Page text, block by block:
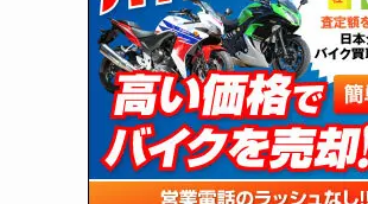
(5)
(12)
(63)
(109)
(24)
(46)
(15)
(5)
(4)
(6)
(17)
(5)
(38)
(131)
(85)
(21)
(61)
(171)
(98)
(13)
(60)
(274)
(171)
(38)
(47)
(59)
(254)
(204)
(33)
(34)
(35)
(41)
(16) (13)
(19)
(12)
(16)